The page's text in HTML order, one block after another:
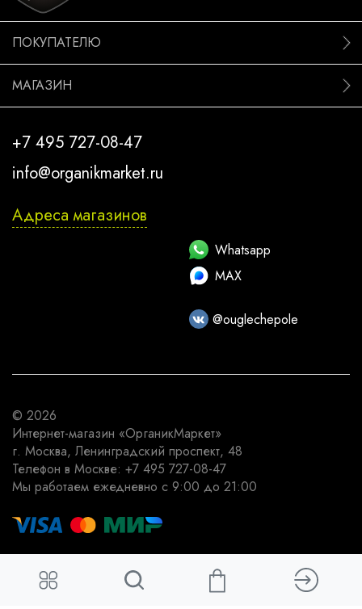
ПОКУПАТЕЛЮ
МАГАЗИН
+7 495 727-08-47
info@organikmarket.ru
Адреса магазинов
Whatsapp
MAX
@ouglechepole
© 2026
Интернет-магазин «ОрганикМаркет»
г. Москва, Ленинградский проспект, 48
Телефон в Москве: +7 495 727-08-47
Мы работаем ежедневно с 9:00 до 21:00